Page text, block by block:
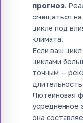
прогноз.
смещаться
цикле под
климата.
Если ваш цикл
циклами
точным —
Лютеиновая
усреднённое
она